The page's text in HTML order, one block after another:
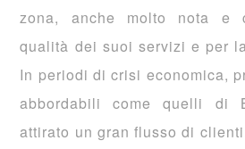
zona, anche molto nota e
qualità dei suoi servizi e per
In periodi di crisi economica,
abbordabili come quelli di
attirato un gran flusso di